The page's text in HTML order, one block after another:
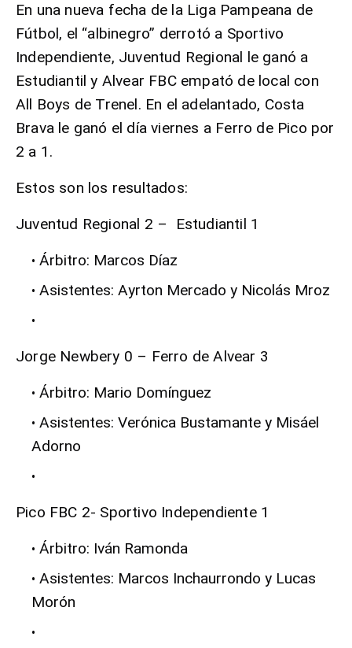
En una nueva fecha de la Liga Pampeana de
Fútbol, el “albinegro” derrotó a Sportivo
Independiente, Juventud Regional le ganó a
Estudiantil y Alvear FBC empató de local con
All Boys de Trenel. En el adelantado, Costa
Brava le ganó el día viernes a Ferro de Pico por
2 a 1.
Estos son los resultados:
Juventud Regional 2 – Estudiantil 1
Árbitro: Marcos Díaz
Asistentes: Ayrton Mercado y Nicolás Mroz
Jorge Newbery 0 – Ferro de Alvear 3
Árbitro: Mario Domínguez
Asistentes: Verónica Bustamante y Misáel
Adorno
Pico FBC 2- Sportivo Independiente 1
Árbitro: Iván Ramonda
Asistentes: Marcos Inchaurrondo y Lucas
Morón